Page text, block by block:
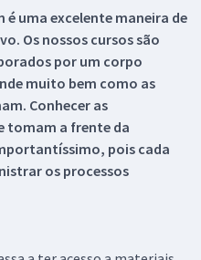
é uma excelente maneira de
Os nossos cursos são
por um corpo
muito bem como as
Conhecer as
tomam a frente da
pois cada
os processos